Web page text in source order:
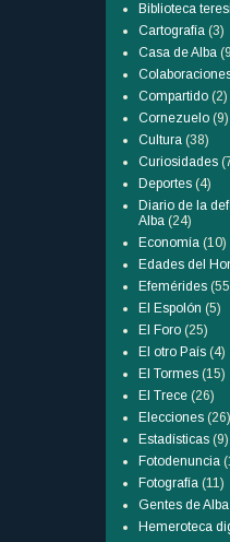
Biblioteca
Cartografía (3)
Casa de Alba
Compartido (2)
Cornezuelo (9)
Cultura (38)
Curiosidades
Deportes (4)
Diario de la
Alba (24)
Economía (10)
Edades del
Efemérides
El Espolón (5)
El Foro (25)
El otro País (4)
El Tormes (15)
El Trece (26)
Elecciones (26)
Estadísticas (9)
Fotodenuncia
Fotografía (11)
Gentes de Alba
Hemeroteca